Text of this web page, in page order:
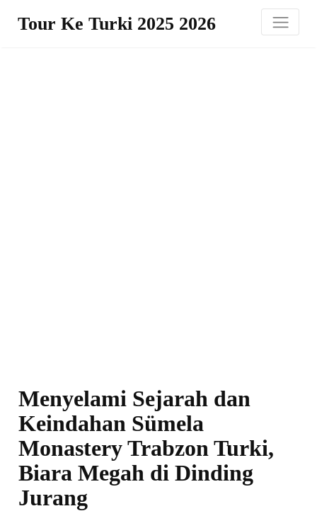
Tour Ke Turki 2025 2026
Menyelami Sejarah dan
Keindahan Sümela
Monastery Trabzon Turki,
Biara Megah di Dinding
Jurang